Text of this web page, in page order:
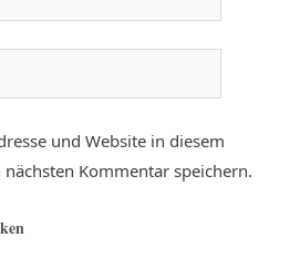
und Website in diesem
Kommentar speichern.